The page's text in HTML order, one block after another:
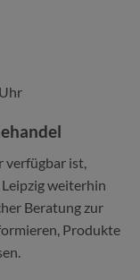
verfügbar ist,
weiterhin
Beratung zur
Produkte